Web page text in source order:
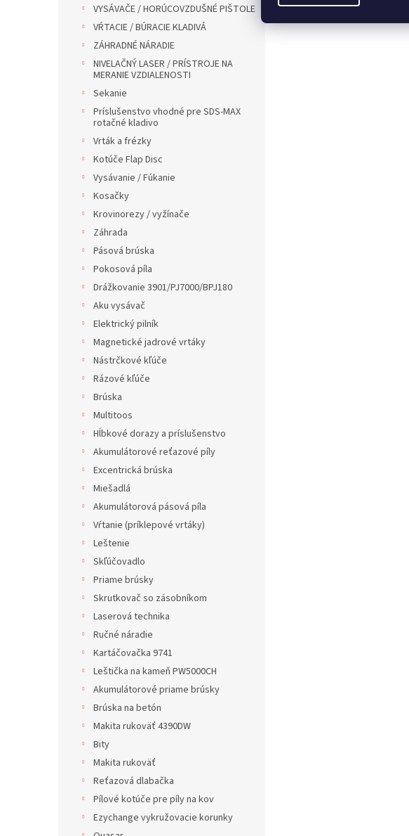
VYSÁVAČE / HORÚCOVZDUŠNÉ PIŠTOLE
VŔTACIE / BÚRACIE KLADIVÁ
ZÁHRADNÉ NÁRADIE
NIVELAČNÝ LASER / PRÍSTROJE NA
MERANIE VZDIALENOSTI
Sekanie
Príslušenstvo vhodné pre SDS-MAX
rotačné kladivo
Vrták a frézky
Kotúče Flap Disc
Vysávanie / Fúkanie
Kosačky
Krovinorezy / vyžínače
Záhrada
Pásová brúska
Pokosová píla
Drážkovanie 3901/PJ7000/BPJ180
Aku vysávač
Elektrický pilník
Magnetické jadrové vrtáky
Nástrčkové kľúče
Rázové kľúče
Brúska
Multitoos
Hĺbkové dorazy a príslušenstvo
Akumulátorové reťazové píly
Excentrická brúska
Miešadlá
Akumulátorová pásová píla
Vŕtanie (príklepové vrtáky)
Leštenie
Skľúčovadlo
Priame brúsky
Skrutkovač so zásobníkom
Laserová technika
Ručné náradie
Kartáčovačka 9741
Leštička na kameň PW5000CH
Akumulátorové priame brúsky
Brúska na betón
Makita rukoväť 4390DW
Bity
Makita rukoväť
Reťazová dlabačka
Pílové kotúče pre píly na kov
Ezychange vykružovacie korunky